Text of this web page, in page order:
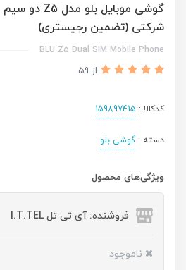
شرکتی (تضمین رجیستری)
BLU Z5 Dual SIM Mobile Phone
از 59
کدکالا : 159897415
دسته :گوشی بلو
ویژگی‌های محصول
فروشنده: آی تی تل I.T.TEL
ناموجود